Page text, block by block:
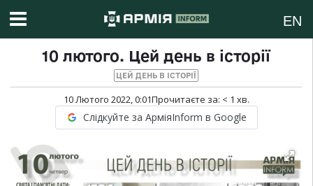
EN
10 лютого. Цей день в історії
ЦЕЙ ДЕНЬ В ІСТОРІЇ
10 Лютого 2022, 0:01Прочитаєте за: < 1 хв.
Слідкуйте за АрміяInform в Google